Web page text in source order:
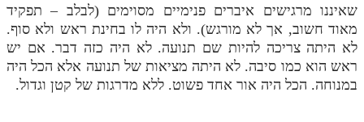
תלמוד עשר הספירות חלק יד
תלמוד עשר הספירות חלק טו
תלמוד עשר הספירות חלק טז
שאיננו מרגישים איברים פנימיים מסוימים (לבלב – תפקיד
מאוד חשוב, אך לא מורגש). ולא היה לו בחינת ראש ולא סוף.
לא היתה צריכה להיות שם תנועה. לא היה כזה דבר. אם יש
ראש הוא כמו סיבה. לא היתה מציאות של תנועה אלא הכל היה
במנוחה. הכל היה אור אחד פשוט. ללא מדרגות של קטן וגדול.